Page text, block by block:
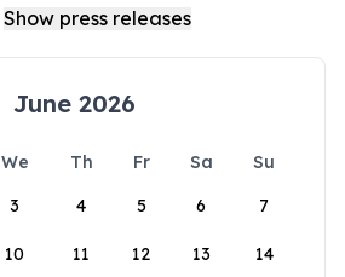
June 2026
We Th Fr Sa
Su
3 4 5 6 7
10 11 12 13 14